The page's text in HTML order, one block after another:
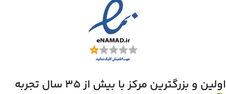
اولین و بزرگترین مرکز با بیش از 35 سال تجربه